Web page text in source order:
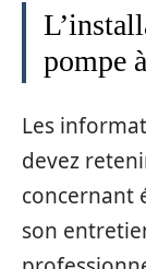
pompe
Les
devez
concernant
son